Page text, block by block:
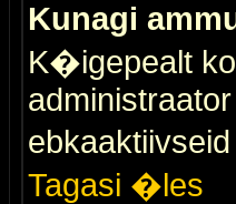
Kunagi
K�igepealt
Tagasi �les